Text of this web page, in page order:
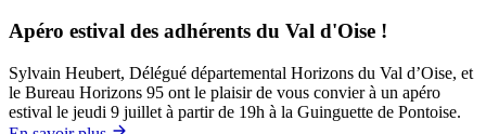
Apéro estival des adhérents du Val d'Oise !
Sylvain Heubert, Délégué départemental Horizons du Val d’Oise, et
le Bureau Horizons 95 ont le plaisir de vous convier à un apéro
estival le jeudi 9 juillet à partir de 19h à la Guinguette de Pontoise.